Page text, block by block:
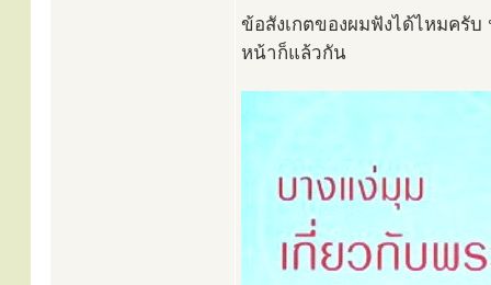
ข้อสังเกตของผมฟังได้ไหมครับ
หน้าก็แล้วกัน